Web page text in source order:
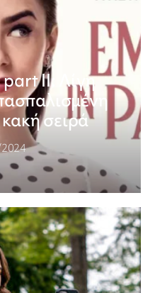
part II: Λίγη
σειρά